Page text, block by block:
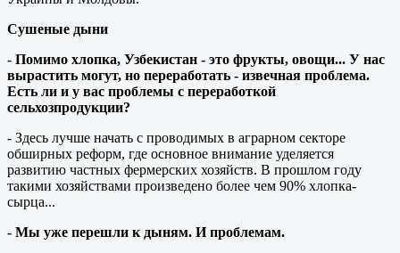
Сушеные дыни
- Помимо хлопка, Узбекистан - это фрукты, овощи... У нас
вырастить могут, но переработать - извечная проблема.
Есть ли и у вас проблемы с переработкой
сельхозпродукции?
- Здесь лучше начать с проводимых в аграрном секторе
обширных реформ, где основное внимание уделяется
развитию частных фермерских хозяйств. В прошлом году
такими хозяйствами произведено более чем 90% хлопка-
сырца...
- Мы уже перешли к дыням. И проблемам.